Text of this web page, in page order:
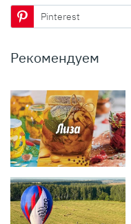
Pinterest
Рекомендуем